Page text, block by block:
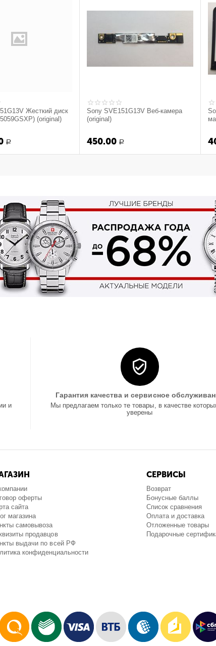
Жесткий диск
(original)
Р
Sony SVE151G13V Веб-камера
(original)
450.00 Р
и
Гарантия качества и сервисное
Мы предлагаем только те товары, в качестве
уверены
оферты
сайта
магазина
самовывоза
продавцов
выдачи по всей РФ
конфиденциальности
СЕРВИСЫ
Возврат
Бонусные баллы
Список сравнения
Оплата и доставка
Отложенные товары
Подарочные